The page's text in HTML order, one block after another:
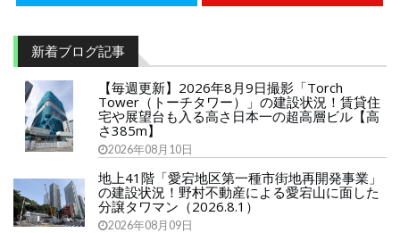
新着ブログ記事
【毎週更新】2026年8月9日撮影「Torch
Tower（トーチタワー）」の建設状況！賃貸住
宅や展望台も入る高さ日本一の超高層ビル【高
さ385m】
2026年08月10日
地上41階「愛宕地区第一種市街地再開発事業」
の建設状況！野村不動産による愛宕山に面した
分譲タワマン（2026.8.1）
2026年08月09日